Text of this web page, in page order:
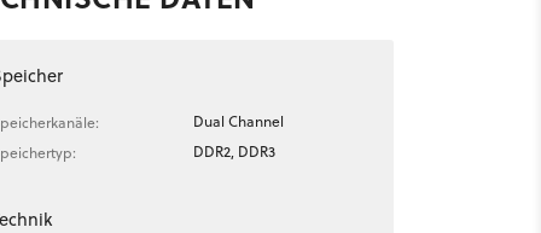
Dual Channel
DDR2, DDR3